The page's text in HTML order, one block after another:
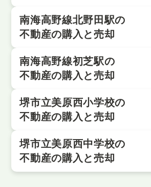
南海高野線北野田駅の
不動産の購入と売却
南海高野線初芝駅の
不動産の購入と売却
堺市立美原西小学校の
不動産の購入と売却
堺市立美原西中学校の
不動産の購入と売却